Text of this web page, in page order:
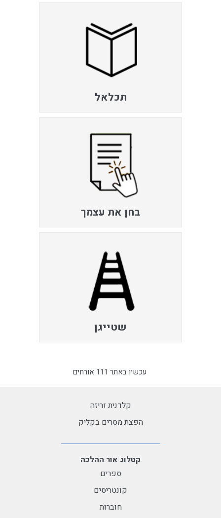
תכלאל
בחן את עצמך
שטייגן
עכשיו באתר 111 אורחים
קלדנית זריזה
הפצת מסרים בקליק
קטלוג אור ההלכה
ספרים
קונטריסים
חוברות